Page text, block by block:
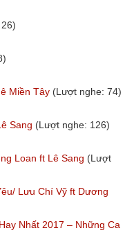
Miền Tây (Lượt nghe: 74)
Sang (Lượt nghe: 126)
Loan ft Lê Sang (Lượt
Lưu Chí Vỹ ft Dương
Nhất 2017 – Những Ca